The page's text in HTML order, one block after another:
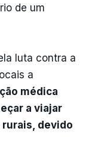
de um
luta contra a
a
médica
a viajar
devido